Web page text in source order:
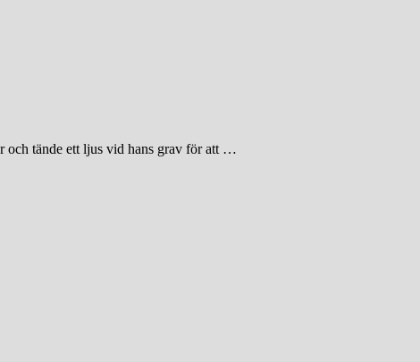
och tände ett ljus vid hans grav för att …